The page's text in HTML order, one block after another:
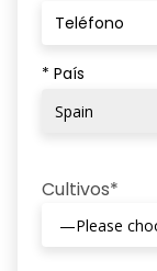
* País
Cultivos*